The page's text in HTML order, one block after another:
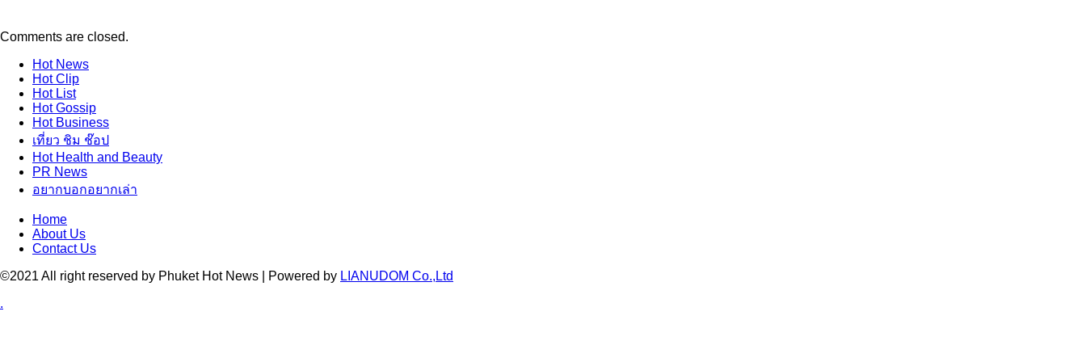
Comments are closed.
HotNews
HotClip
HotList
HotGossip
HotBusiness
เที่ยว ชิม ช๊อป
HotHealth and Beauty
PR News
อยากบอกอยากเล่า
Home
About Us
Contact Us
©2021 All right reserved by Phuket Hot News | Powered by LIANUDOM Co.,Ltd
.